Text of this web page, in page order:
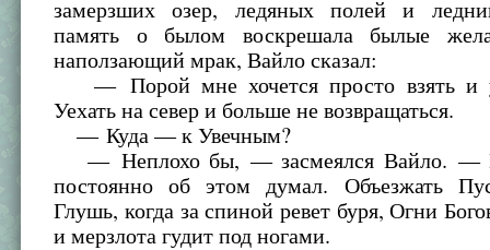
замерзших озер, ледяных полей и
память о былом воскрешала былые
наползающий мрак, Вайло сказал:
— Порой мне хочется просто взять и
Уехать на север и больше не возвращаться.
— Куда — к Увечным?
— Неплохо бы, — засмеялся Вайло. —
постоянно об этом думал. Объезжать
Глушь, когда за спиной ревет буря, Огни
и мерзлота гудит под ногами.